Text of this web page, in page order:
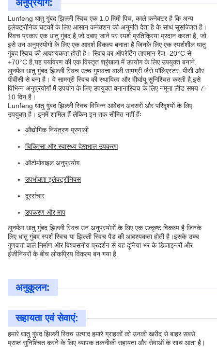
अनुप्रयोग:
Lunfeng धातु गुंबद झिल्ली स्विच एक 1.0 मिमी पिच, काले कनेक्टर है कि अन्य
इलेक्ट्रॉनिक घटकों के लिए आसान कनेक्शन की अनुमति देता है के साथ सुसज्जित है।
स्विच प्रकार एक धातु गुंबद है,जो दबाए जाने पर स्पर्श प्रतिक्रिया प्रदान करता है, जो
इसे उन अनुप्रयोगों के लिए एक आदर्श विकल्प बनाता है जिनके लिए एक स्पर्शशील धातु
गुंबद स्विच की आवश्यकता होती है। स्विच का ऑपरेटिंग तापमान रेंज -20°C से
+70°C है,यह पर्यावरण की एक विस्तृत श्रृंखला में उपयोग के लिए उपयुक्त बनाने.
लुनफेंग धातु गुंबद झिल्ली स्विच उच्च गुणवत्ता वाली सामग्री जैसे पॉलिएस्टर, पीसी और
पीवीसी से बना है। ये सामग्री स्विच की स्थायित्व और दीर्घायु सुनिश्चित करती है,इसे
विभिन्न अनुप्रयोगों में उपयोग के लिए उपयुक्त बनानास्विच के लिए नमूना लीड समय 7-
10 दिन है।
Lunfeng धातु गुंबद झिल्ली स्विच विभिन्न आवेदन अवसरों और परिदृश्यों के लिए
उपयुक्त है। इनमें शामिल हैं लेकिन इन तक सीमित नहीं हैंः
औद्योगिक नियंत्रण प्रणाली
चिकित्सा और स्वास्थ्य देखभाल उपकरण
ऑटोमोबाइल अनुप्रयोग
उपभोक्ता इलेक्ट्रॉनिक्स
दूरसंचार
उपकरण और माप
लुनफेंग धातु गुंबद झिल्ली स्विच उन अनुप्रयोगों के लिए एक उत्कृष्ट विकल्प है जिनके
लिए धातु गुंबद स्पर्श स्विच या झिल्ली स्विच पैड की आवश्यकता होती है।इसके उच्च
गुणवत्ता वाले निर्माण और विश्वसनीय प्रदर्शन से यह दुनिया भर के डिजाइनरों और
इंजीनियरों के बीच लोकप्रिय विकल्प बन गया है.
अनुकूलन:
सहायता एवं सेवाएं:
हमारे धातु गुंबद झिल्ली स्विच उत्पाद हमारे ग्राहकों को उनकी खरीद से बाहर सबसे
प्राप्त सुनिश्चित करने के लिए व्यापक तकनीकी सहायता और सेवाओं के साथ आता है।